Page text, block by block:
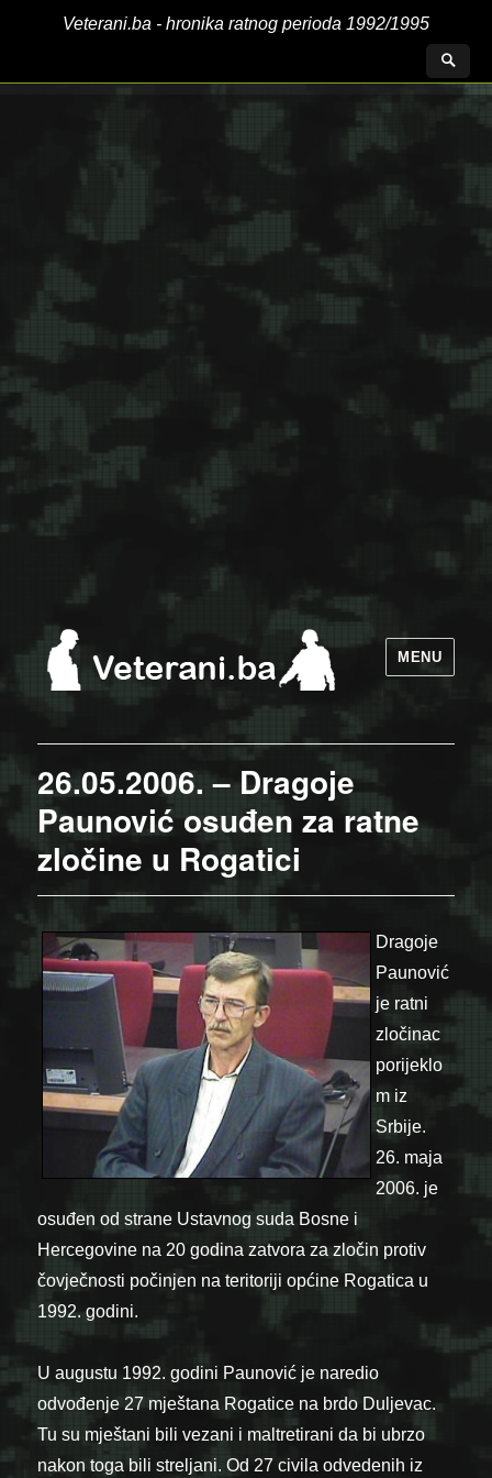
Veterani.ba - hronika ratnog perioda 1992/1995
MENU
26.05.2006. – Dragoje
Paunović osuđen za ratne
zločine u Rogatici
Dragoje
Paunović
je ratni
zločinac
porijeklo
m iz
Srbije.
26. maja
2006. je
osuđen od strane Ustavnog suda Bosne i
Hercegovine na 20 godina zatvora za zločin protiv
čovječnosti počinjen na teritoriji općine Rogatica u
1992. godini.
U augustu 1992. godini Paunović je naredio
odvođenje 27 mještana Rogatice na brdo Duljevac.
Tu su mještani bili vezani i maltretirani da bi ubrzo
nakon toga bili streljani. Od 27 civila odvedenih iz